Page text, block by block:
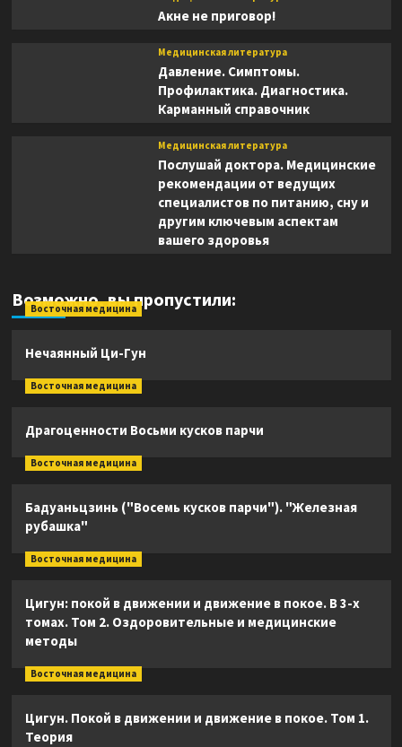
Акне не приговор!
Медицинская литература
Давление. Симптомы.
Профилактика. Диагностика.
Карманный справочник
Медицинская литература
Послушай доктора. Медицинские
рекомендации от ведущих
специалистов по питанию, сну и
другим ключевым аспектам
вашего здоровья
Возможно, вы пропустили:
Восточная медицина
Нечаянный Ци-Гун
Восточная медицина
Драгоценности Восьми кусков парчи
Восточная медицина
Бадуаньцзинь ("Восемь кусков парчи"). "Железная
рубашка"
Восточная медицина
Цигун: покой в движении и движение в покое. В 3-х
томах. Том 2. Оздоровительные и медицинские
методы
Восточная медицина
Цигун. Покой в движении и движение в покое. Том 1.
Теория